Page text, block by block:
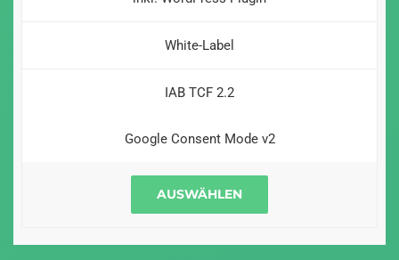
White-Label
IAB TCF 2.2
Google Consent Mode v2
AUSWÄHLEN